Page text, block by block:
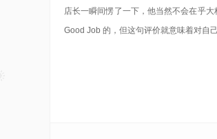
店长一瞬间愣了一下，他当然不会在乎
Good Job 的，但这句评价就意味着对自